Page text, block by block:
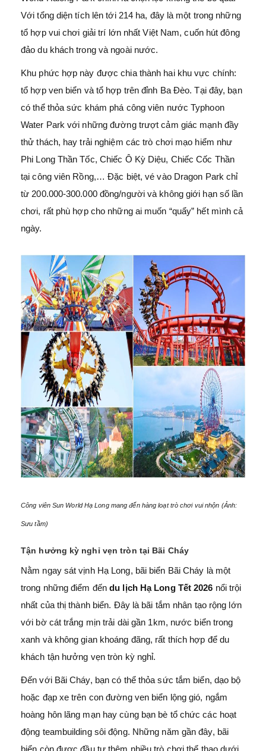
Với tổng diện tích lên tới 214 ha, đây là một trong những
tổ hợp vui chơi giải trí lớn nhất Việt Nam, cuốn hút đông
đảo du khách trong và ngoài nước.
Khu phức hợp này được chia thành hai khu vực chính:
tổ hợp ven biển và tổ hợp trên đỉnh Ba Đèo. Tại đây, bạn
có thể thỏa sức khám phá công viên nước Typhoon
Water Park với những đường trượt cảm giác mạnh đầy
thử thách, hay trải nghiệm các trò chơi mạo hiểm như
Phi Long Thần Tốc, Chiếc Ô Kỳ Diệu, Chiếc Cốc Thần
tại công viên Rồng,… Đặc biệt, vé vào Dragon Park chỉ
từ 200.000-300.000 đồng/người và không giới hạn số lần
chơi, rất phù hợp cho những ai muốn “quẩy” hết mình cả
ngày.
Công viên Sun World Hạ Long mang đến hàng loạt trò chơi vui nhộn (Ảnh:
Sưu tầm)
Tận hưởng kỳ nghỉ vẹn tròn tại Bãi Cháy
Nằm ngay sát vịnh Hạ Long, bãi biển Bãi Cháy là một
trong những điểm đến du lịch Hạ Long Tết 2026 nổi trội
nhất của thị thành biển. Đây là bãi tắm nhân tạo rộng lớn
với bờ cát trắng mịn trải dài gần 1km, nước biển trong
xanh và không gian khoáng đãng, rất thích hợp để du
khách tận hưởng vẹn tròn kỳ nghỉ.
Đến với Bãi Cháy, bạn có thể thỏa sức tắm biển, dạo bộ
hoặc đạp xe trên con đường ven biển lộng gió, ngắm
hoàng hôn lãng mạn hay cùng bạn bè tổ chức các hoạt
động teambuilding sôi động. Những năm gần đây, bãi
biển còn được đầu tư thêm nhiều trò chơi thể thao dưới